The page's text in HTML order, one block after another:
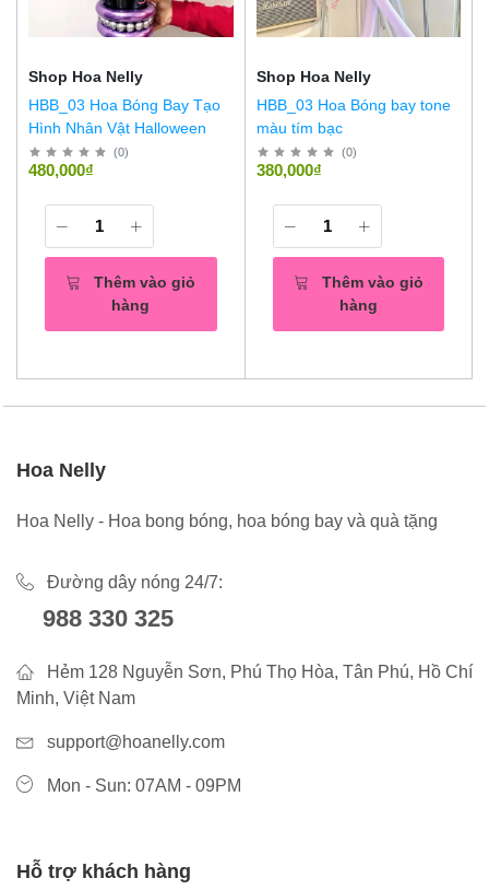
Shop Hoa Nelly
HBB_03 Hoa Bóng Bay Tạo
Hình Nhân Vật Halloween
(0)
480,000₫
Thêm vào giỏ
hàng
Shop Hoa Nelly
HBB_03 Hoa Bóng bay tone
màu tím bạc
(0)
380,000₫
Thêm vào giỏ
hàng
Hoa Nelly
Hoa Nelly - Hoa bong bóng, hoa bóng bay và quà tặng
Đường dây nóng 24/7:
988 330 325
Hẻm 128 Nguyễn Sơn, Phú Thọ Hòa, Tân Phú, Hồ Chí
Minh, Việt Nam
support@hoanelly.com
Mon - Sun: 07AM - 09PM
Hỗ trợ khách hàng